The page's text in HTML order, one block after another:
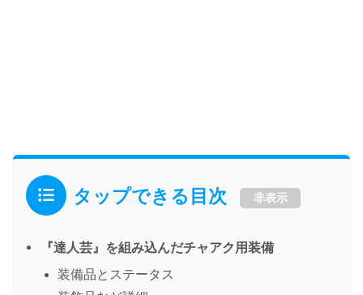
タップできる目次 非表示
『達人芸』を組み込んだチャアク用装備
装備品とステータス